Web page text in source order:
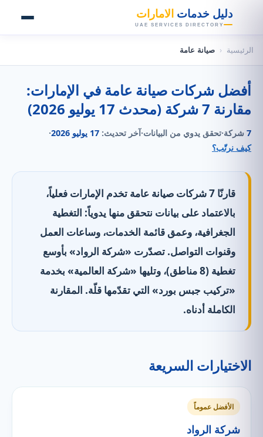
دليل خدمات الامارات
UAE SERVICES DIRECTORY
الرئيسية ‹ صيانة عامة
أفضل شركات صيانة عامة في الإمارات:
مقارنة 7 شركة (محدث 17 يوليو 2026)
7 شركة·تحقق يدوي من البيانات·آخر تحديث: 17 يوليو 2026
·
كيف نرتّب؟
قارنّا 7 شركات صيانة عامة تخدم الإمارات فعلياً،
بالاعتماد على بيانات نتحقق منها يدوياً: التغطية
الجغرافية، وعمق قائمة الخدمات، وساعات العمل
وقنوات التواصل. تصدّرت «شركة الرواد» بأوسع
تغطية (8 مناطق)، وتليها «شركة العالمية» بخدمة
«تركيب جبس بورد» التي تقدّمها قلّة. المقارنة
الكاملة أدناه.
الاختيارات السريعة
الأفضل عموماً
شركة الرواد